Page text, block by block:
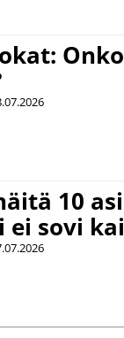
10
ei sovi